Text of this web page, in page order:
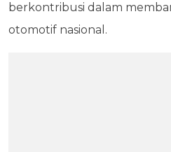
berkontribusi dalam
otomotif nasional.